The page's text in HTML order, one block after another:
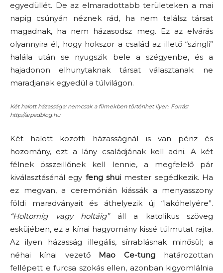
egyedüllét. De az elmaradottabb területeken a mai
napig csúnyán néznek rád, ha nem találsz társat
magadnak, ha nem házasodsz meg. Ez az elvárás
olyannyira él, hogy hokszor a család az illető “szingli”
halála után se nyugszik bele a szégyenbe, és a
hajadonon elhunytaknak társat választanak: ne
maradjanak egyedül a túlvilágon.
Két halott házassága: nemcsak a filmekben történhet ilyen. Forrás:
http://arpadblog.hu
Két halott közötti házasságnál is van pénz és
hozomány, ezt a lány családjának kell adni. A két
félnek összeillőnek kell lennie, a megfelelő pár
kiválasztásánál egy feng shui mester segédkezik. Ha
ez megvan, a ceremónián kiássák a menyasszony
földi maradványait és áthelyezik új “lakóhelyére”.
“Holtomig vagy holtáig”áll a katolikus szöveg
esküjében, ez a kínai hagyomány kissé túlmutat rajta.
Az ilyen házasság illegális, sírrablásnak minősül; a
néhai kínai vezető Mao Ce-tung határozottan
fellépett e furcsa szokás ellen, azonban kigyomlálnia